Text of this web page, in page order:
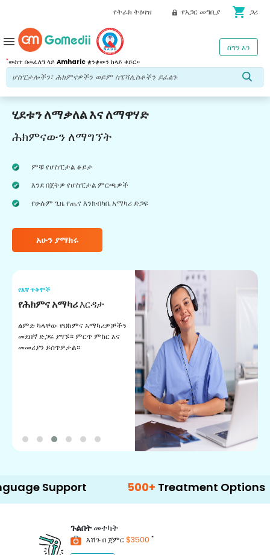
የትራክ ትዕዛዝ የአጋር መግቢያ shopping_cart ጋሪ
*ውስጥ በመፈለግ ላይ Amharic ቋንቋውን ከላይ ቀይር።
ስግን እን
menu
ሂደቱን ለማቃለል እና ለማዋሃድ
ሕክምናውን ለማግኘት
ምቹ የሆስፒታል ቆይታ
እንደ በጀትዎ የሆስፒታል ምርጫዎች
የሁሉም ጊዜ የጤና እንክብካቤ አማካሪ ድጋፍ
አሁን ያማክሩ
የእኛ ጥቅሞች
የሕክምና አማካሪእርዳታ
ልምድ ካላቸው የህክምና አማካሪዎቻችን
መደበኛ ድጋፍ ያግኙ። ምርጥ ምክር እና
መመሪያን ይሰጥዎታል።
500+ Treatment Options
ጉልበትመተካት
እሽጉ በ ጀምር$3500 *